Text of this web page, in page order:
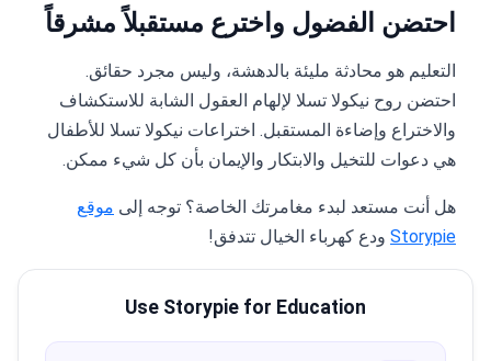
احتضن الفضول واخترع مستقبلاً مشرقاً
التعليم هو محادثة مليئة بالدهشة، وليس مجرد حقائق.
احتضن روح نيكولا تسلا لإلهام العقول الشابة للاستكشاف
والاختراع وإضاءة المستقبل. اختراعات نيكولا تسلا للأطفال
هي دعوات للتخيل والابتكار والإيمان بأن كل شيء ممكن.
هل أنت مستعد لبدء مغامرتك الخاصة؟ توجه إلى موقع
Storypie ودع كهرباء الخيال تتدفق!
Use Storypie for Education